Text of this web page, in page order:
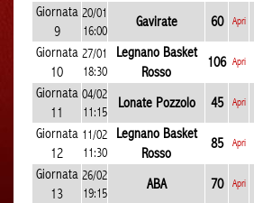
Giornata
9
20/01
16:00
Gavirate 60 Apri
Giornata
10
27/01
18:30
Legnano Basket
Rosso
106 Apri
Giornata
11
04/02
11:15
Lonate Pozzolo 45 Apri
Giornata
12
11/02
11:30
Legnano Basket
Rosso
85 Apri
Giornata
13
26/02
19:15
ABA 70 Apri